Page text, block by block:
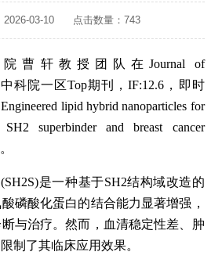
2026-03-10 点击数量： 743
曹轩教授团队在Journal of
中科院一区Top期刊，IF:12.6，即时
lipid hybrid nanoparticles for
superbinder and breast cancer
是一种基于SH2结构域改造的
磷酸化蛋白的结合能力显著增强，
与治疗。然而，血清稳定性差、肿
制了其临床应用效果。